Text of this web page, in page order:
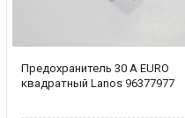
Предохранитель 30 А EURO
квадратный Lanos 96377977